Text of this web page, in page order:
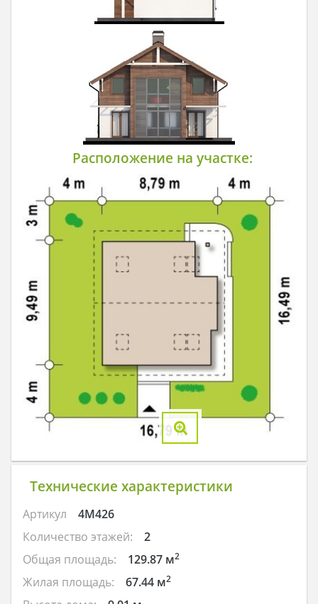
Расположение на участке:
Технические характеристики
Артикул
4M426
Количество этажей:
2
Общая площадь:
129.87 м2
Жилая площадь: 67.44 м2